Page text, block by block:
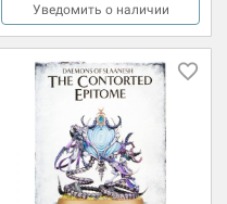
Уведомить о наличии